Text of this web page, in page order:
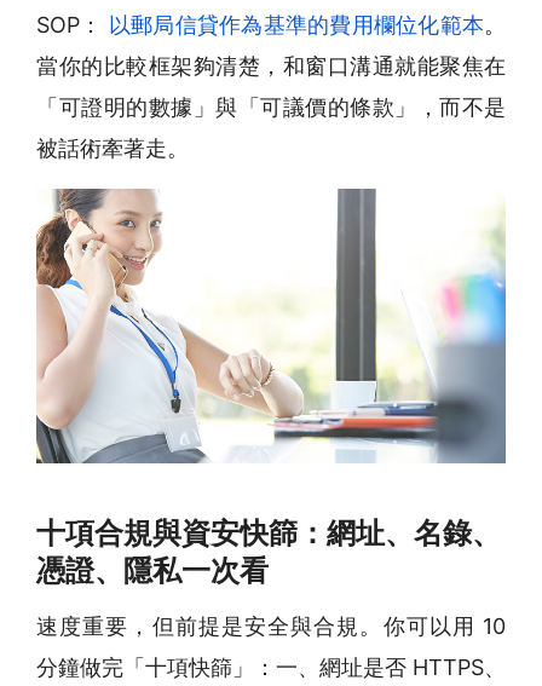
SOP：
以郵局信貸作為基準的費用欄位化範本。
當你的比較框架夠清楚，和窗口溝通就能聚焦在
「可證明的數據」與「可議價的條款」，而不是
被話術牽著走。
十項合規與資安快篩：網址、名錄、
憑證、隱私一次看
速度重要，但前提是安全與合規。你可以用 10
分鐘做完「十項快篩」：一、網址是否 HTTPS、